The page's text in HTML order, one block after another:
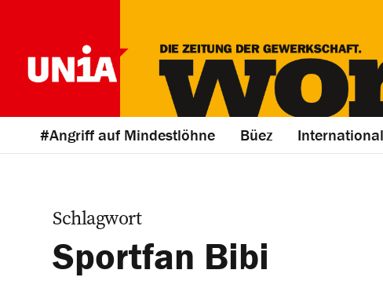
#Angriff auf Mindestlöhne Büez International
Schlagwort
Sportfan Bibi